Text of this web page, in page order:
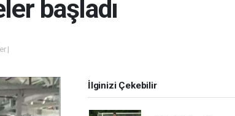
başladı
|
İlginizi Çekebilir